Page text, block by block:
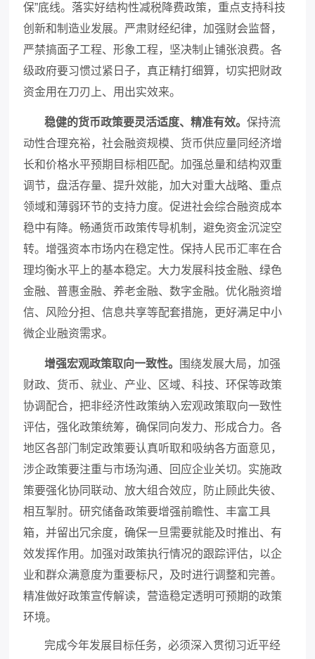
保”底线。落实好结构性减税降费政策，重点支持科技
创新和制造业发展。严肃财经纪律，加强财会监督，
严禁搞面子工程、形象工程，坚决制止铺张浪费。各
级政府要习惯过紧日子，真正精打细算，切实把财政
资金用在刀刃上、用出实效来。
稳健的货币政策要灵活适度、精准有效。保持流
动性合理充裕，社会融资规模、货币供应量同经济增
长和价格水平预期目标相匹配。加强总量和结构双重
调节，盘活存量、提升效能，加大对重大战略、重点
领域和薄弱环节的支持力度。促进社会综合融资成本
稳中有降。畅通货币政策传导机制，避免资金沉淀空
转。增强资本市场内在稳定性。保持人民币汇率在合
理均衡水平上的基本稳定。大力发展科技金融、绿色
金融、普惠金融、养老金融、数字金融。优化融资增
信、风险分担、信息共享等配套措施，更好满足中小
微企业融资需求。
增强宏观政策取向一致性。
围绕发展大局，加强
财政、货币、就业、产业、区域、科技、环保等政策
协调配合，把非经济性政策纳入宏观政策取向一致性
评估，强化政策统筹，确保同向发力、形成合力。各
地区各部门制定政策要认真听取和吸纳各方面意见，
涉企政策要注重与市场沟通、回应企业关切。实施政
策要强化协同联动、放大组合效应，防止顾此失彼、
相互掣肘。研究储备政策要增强前瞻性、丰富工具
箱，并留出冗余度，确保一旦需要就能及时推出、有
效发挥作用。加强对政策执行情况的跟踪评估，以企
业和群众满意度为重要标尺，及时进行调整和完善。
精准做好政策宣传解读，营造稳定透明可预期的政策
环境。
完成今年发展目标任务，必须深入贯彻习近平经